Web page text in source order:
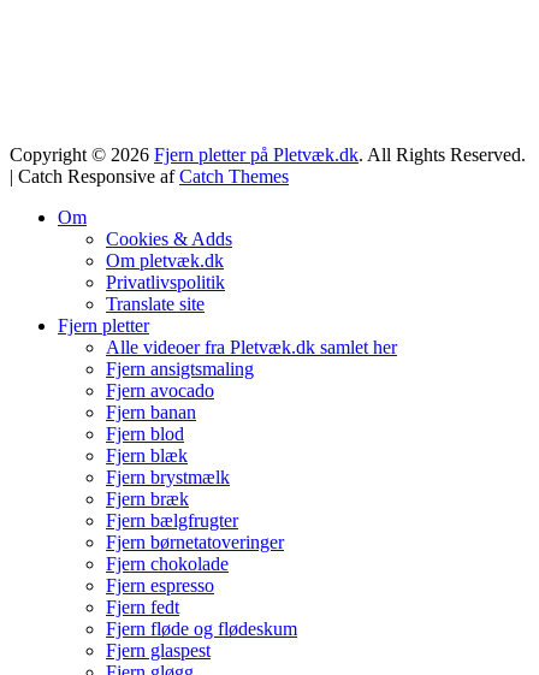
Copyright © 2026 Fjern pletter på Pletvæk.dk. All Rights Reserved.
| Catch Responsive afCatch Themes
Om
Cookies & Adds
Om pletvæk.dk
Privatlivspolitik
Translate site
Fjern pletter
Alle videoer fra Pletvæk.dk samlet her
Fjern ansigtsmaling
Fjern avocado
Fjern banan
Fjern blod
Fjern blæk
Fjern brystmælk
Fjern bræk
Fjern bælgfrugter
Fjern børnetatoveringer
Fjern chokolade
Fjern espresso
Fjern fedt
Fjern fløde og flødeskum
Fjern glaspest